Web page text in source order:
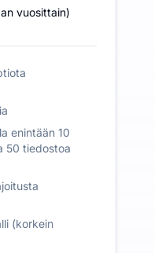
vuosittain)
enintään 10
50 tiedostoa
(korkein